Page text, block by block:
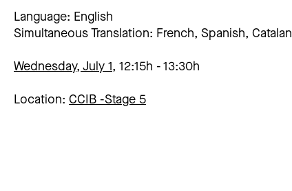
Language: English
Simultaneous Translation: French, Spanish, Catalan
Wednesday, July 1, 12:15h 13:30h
Location: CCIB -Stage 5